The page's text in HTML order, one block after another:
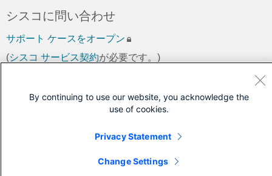
シスコに問い合わせ
サポート ケースをオープン
(シスコ サービス契約が必要です。)
By continuing to use our website, you acknowledge the
use of cookies.
Privacy Statement
Change Settings